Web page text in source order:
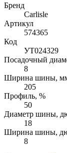
Бренд
Carlisle
Артикул
574365
Код
УТ024329
Посадочный
8
Ширина шины,
205
Профиль, %
50
Диаметр шины,
18
Ширина шины,
8